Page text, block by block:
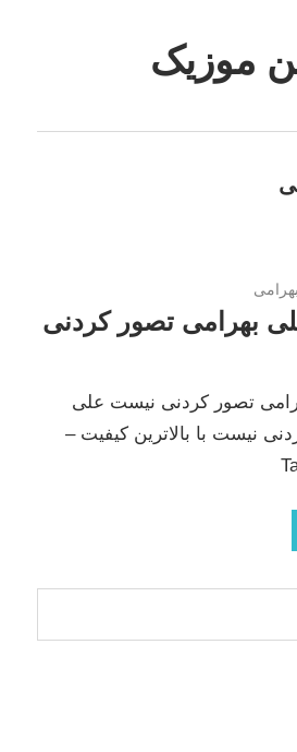
موزیک
بهرامی تصور کردنی
تصور کردنی نیست علی
نیست با بالاترین کیفیت –